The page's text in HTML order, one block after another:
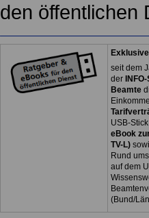
den öffentlichen
seit dem
der
Beamte
USB-
eBook
TV-L)
Rund
auf dem
(Bund/